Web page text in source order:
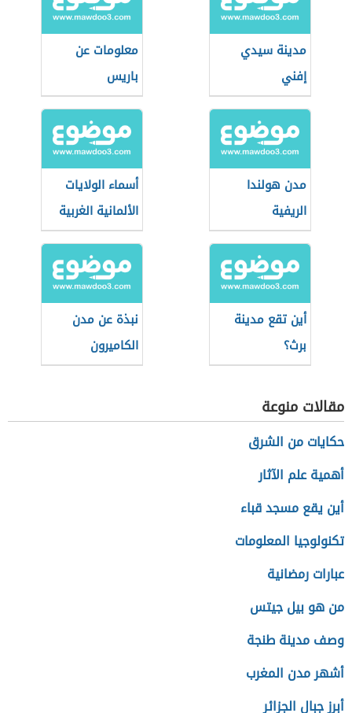
مدينة سيدي
إفني
معلومات عن
باريس
مدن هولندا
الريفية
أسماء الولايات
الألمانية الغربية
أين تقع مدينة
برث؟
نبذة عن مدن
الكاميرون
مقالات منوعة
حكايات من الشرق
أهمية علم الآثار
أين يقع مسجد قباء
تكنولوجيا المعلومات
عبارات رمضانية
من هو بيل جيتس
وصف مدينة طنجة
أشهر مدن المغرب
أبرز جبال الجزائر